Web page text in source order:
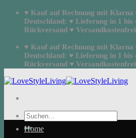
Zum
springen
♥ Kauf auf Rechnung mit Klarna
Deutschland: ♥ Lieferung in 1 bis
Rückversand ♥
♥ Kauf auf Rechnung mit Klarna
Deutschland: ♥ Lieferung in 1 bis
Rückversand ♥
Suchen
nach:
Home